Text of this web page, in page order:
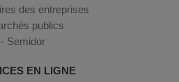
des entreprises
publics
Semidor
EN LIGNE